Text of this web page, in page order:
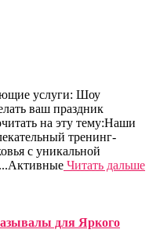
услуги: Шоу
ваш праздник
на эту тему:Наши
тренинг-
с уникальной
Читать дальше
для Яркого